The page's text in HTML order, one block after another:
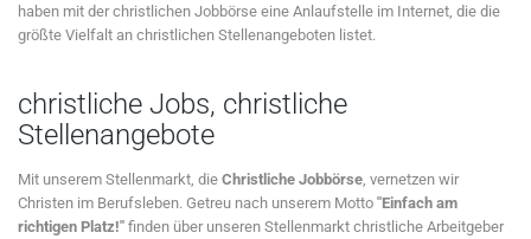
haben mit der christlichen Jobbörse eine Anlaufstelle im Internet, die die
größte Vielfalt an christlichen Stellenangeboten listet.
christliche Jobs, christliche
Stellenangebote
Mit unserem Stellenmarkt, die Christliche Jobbörse , vernetzen wir
Christen im Berufsleben. Getreu nach unserem Motto "Einfach am
richtigen Platz!" finden über unseren Stellenmarkt christliche Arbeitgeber